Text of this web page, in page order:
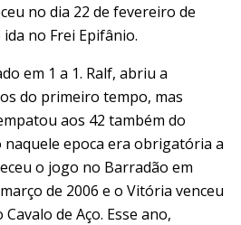
no dia 22 de fevereiro de
no Frei Epifânio.
em 1 a 1. Ralf, abriu a
do primeiro tempo, mas
aos 42 também do
epoca era obrigatória a
o jogo no Barradão em
de 2006 e o Vitória venceu
de Aço. Esse ano,